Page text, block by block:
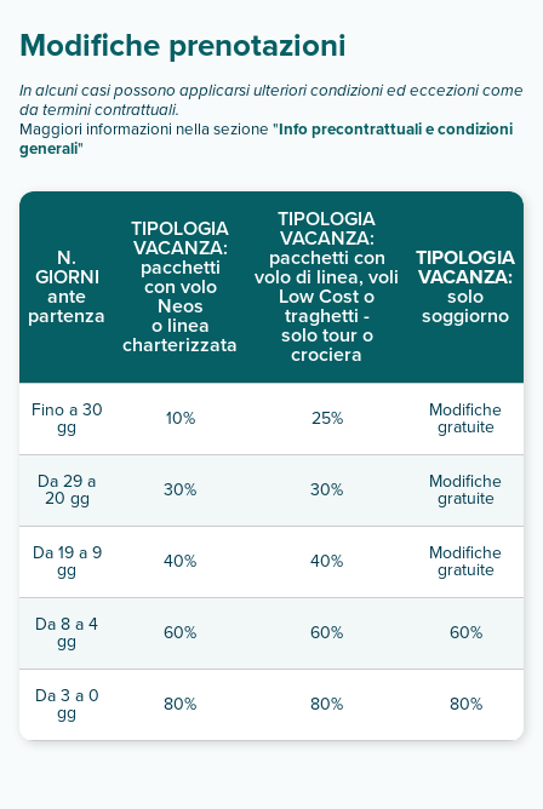
Modifiche prenotazioni
In alcuni casi possono applicarsi ulteriori condizioni ed eccezioni come
da termini contrattuali.
Maggiori informazioni nella sezione "Info precontrattuali e condizioni
generali"
N.
GIORNI
ante
partenza
TIPOLOGIA
VACANZA:
pacchetti
con volo
Neos
o linea
charterizzata
TIPOLOGIA
VACANZA:
pacchetti con
volo di linea, voli
Low Cost o
traghetti -
solo tour o
crociera
TIPOLOGIA
VACANZA:
solo
soggiorno
Fino a 30
gg 10% 25% Modifiche
gratuite
Da 29 a
20 gg 30% 30% Modifiche
gratuite
Da 19 a 9
gg 40% 40% Modifiche
gratuite
Da 8 a 4
gg 60% 60% 60%
Da 3 a 0
gg 80% 80% 80%